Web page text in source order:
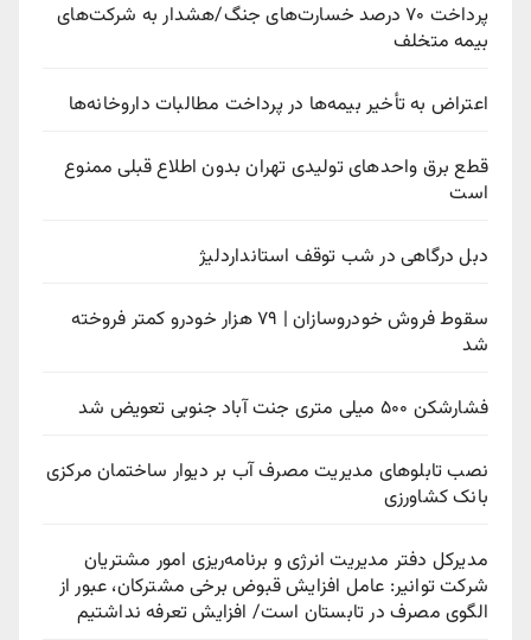
پرداخت ۷۰ درصد خسارت‌های جنگ/هشدار به شرکت‌های
بیمه متخلف
اعتراض به تأخیر بیمه‌ها در پرداخت مطالبات داروخانه‌ها
قطع برق واحدهای تولیدی تهران بدون اطلاع قبلی ممنوع
است
دبل درگاهی در شب توقف استانداردلیژ
سقوط فروش خودروسازان | ۷۹ هزار خودرو کمتر فروخته
شد
فشارشکن ۵۰۰ میلی متری جنت آباد جنوبی تعویض شد
نصب تابلوهای مدیریت مصرف آب بر دیوار ساختمان مرکزی
بانک کشاورزی
مدیرکل دفتر مدیریت انرژی و برنامه‌ریزی امور مشتریان
شرکت توانیر: عامل افزایش قبوض برخی مشترکان، عبور از
الگوی مصرف در تابستان است/ افزایش تعرفه نداشتیم